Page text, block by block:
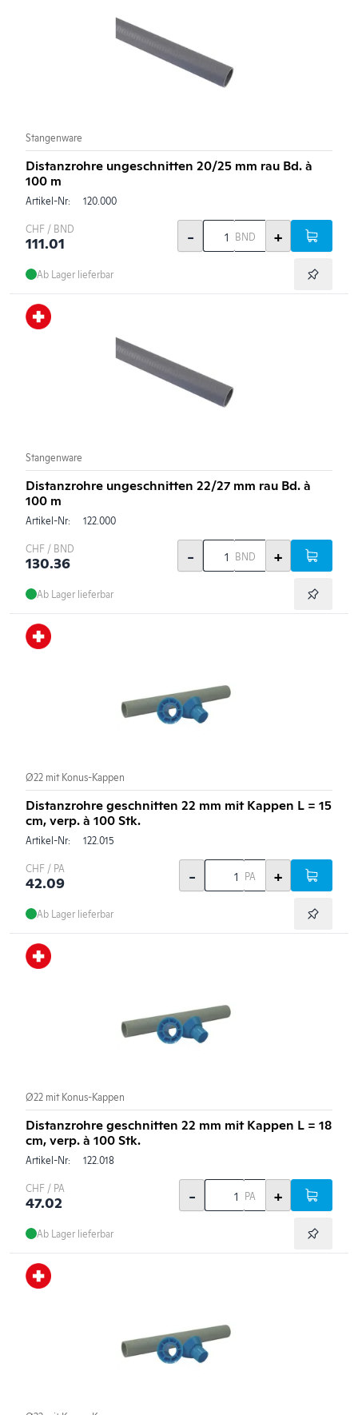
Stangenware
Distanzrohre ungeschnitten 20/25 mm rau Bd. à
100 m
Artikel-Nr: 120.000
CHF / BND
111.01 - BND +
Ab Lager lieferbar
Stangenware
Distanzrohre ungeschnitten 22/27 mm rau Bd. à
100 m
Artikel-Nr: 122.000
CHF / BND
130.36 - BND +
Ab Lager lieferbar
Ø22 mit Konus-Kappen
Distanzrohre geschnitten 22 mm mit Kappen L = 15
cm, verp. à 100 Stk.
Artikel-Nr: 122.015
CHF / PA
42.09 - PA +
Ab Lager lieferbar
Ø22 mit Konus-Kappen
Distanzrohre geschnitten 22 mm mit Kappen L = 18
cm, verp. à 100 Stk.
Artikel-Nr: 122.018
CHF / PA
47.02 - PA +
Ab Lager lieferbar